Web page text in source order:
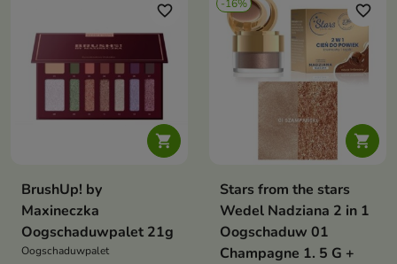

favorite_border
BrushUp! by
Maxineczka
Oogschaduwpalet 21g
Oogschaduwpalet
-16%

favorite_border
Stars from the stars
Wedel Nadziana 2 in 1
Oogschaduw 01
Champagne 1. 5 G +